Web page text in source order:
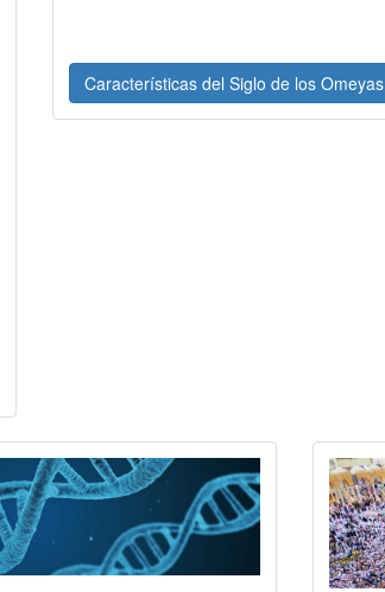
Características del Siglo de los Omeyas